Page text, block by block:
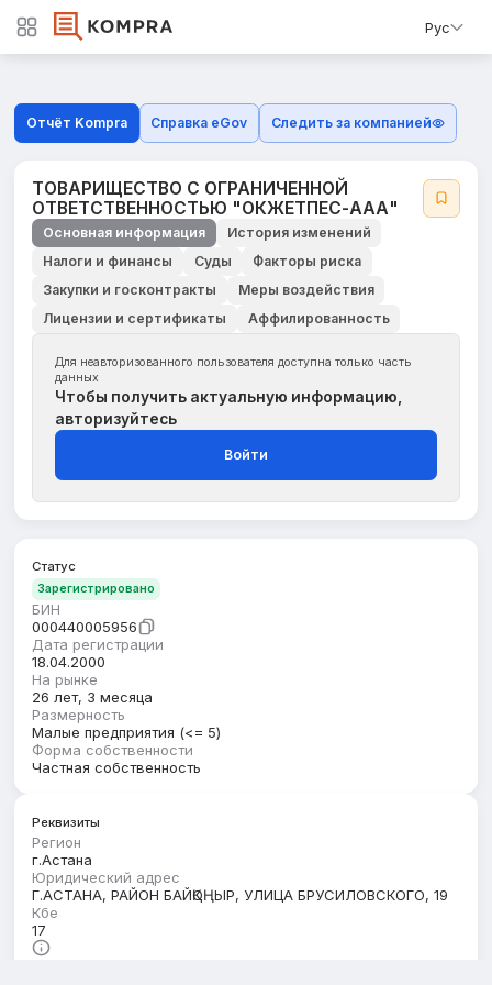
Рус
Отчёт Kompra Справка eGov Следить за компанией
ТОВАРИЩЕСТВО С ОГРАНИЧЕННОЙ
ОТВЕТСТВЕННОСТЬЮ "ОКЖЕТПЕС-ААА"
Основная информация
История изменений
Налоги и финансы
Суды
Факторы риска
Закупки и госконтракты
Меры воздействия
Лицензии и сертификаты
Аффилированность
Для неавторизованного пользователя доступна только часть
данных
Чтобы получить актуальную информацию,
авторизуйтесь
Войти
Статус
Зарегистрировано
БИН
000440005956
Дата регистрации
18.04.2000
На рынке
26 лет, 3 месяца
Размерность
Малые предприятия (<= 5)
Форма собственности
Частная собственность
Реквизиты
Регион
г.Астана
Юридический адрес
Г.АСТАНА, РАЙОН БАЙҚОҢЫР, УЛИЦА БРУСИЛОВСКОГО, 19
Кбе
17